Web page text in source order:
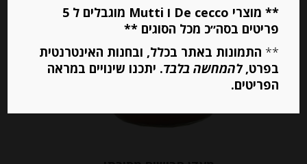
Out of
Stock
** מוצרי De cecco ו Mutti מוגבלים ל 5
פריטים בסה״כ מכל הסוגים **
** התמונות באתר בכלל, ובחנות האינטרנטית
בפרט,להמחשה בלבד. יתכנו שינויים במראה
הפריטים.